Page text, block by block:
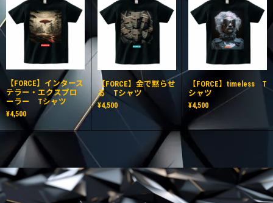
【FORCE】インタース
テラー・エクスプロ
ーラー Tシャツ
¥4,500
【FORCE】金で黙らせ
る Tシャツ
¥4,500
【FORCE】timeless T
シャツ
¥4,500